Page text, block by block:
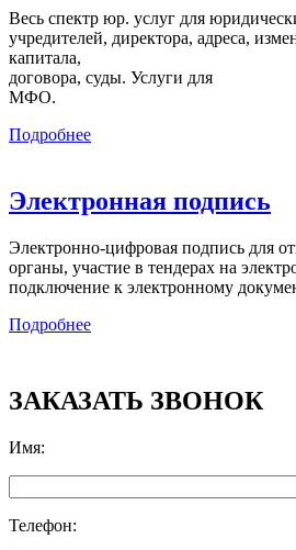
Весь спектр юр. услуг для
учредителей, директора, адреса,
капитала,
договора, суды. Услуги для
МФО.
Подробнее
Электронная подпись
Электронно-цифровая подпись для
органы, участие в тендерах на
подключение к электронному
Подробнее
ЗАКАЗАТЬ ЗВОНОК
Имя:
Телефон: